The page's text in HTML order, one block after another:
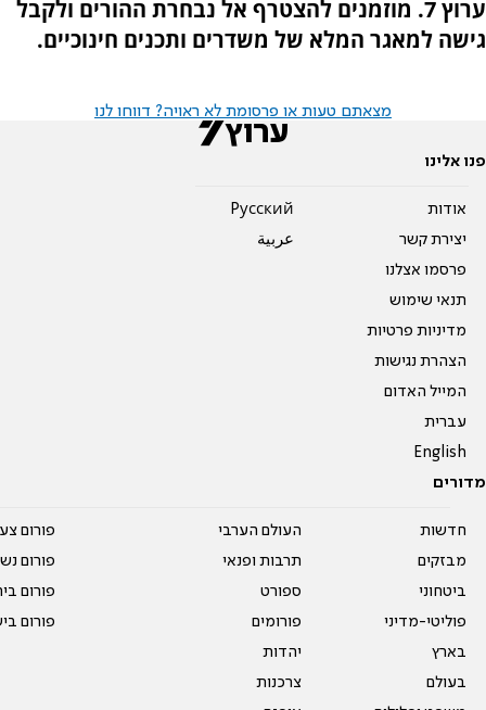
ערוץ 7. מוזמנים להצטרף אל נבחרת ההורים ולקבל
גישה למאגר המלא של משדרים ותכנים חינוכיים.
מצאתם טעות או פרסומת לא ראויה? דווחו לנו
פנו אלינו
אודות
יצירת קשר
פרסמו אצלנו
תנאי שימוש
מדיניות פרטיות
הצהרת נגישות
המייל האדום
עברית
English
Pусский
عربية
מדורים
חדשות
מבזקים
ביטחוני
פוליטי-מדיני
בארץ
בעולם
העולם הערבי
תרבות ופנאי
ספורט
פורומים
יהדות
צרכנות
פורום
פורום
פורום
פורום